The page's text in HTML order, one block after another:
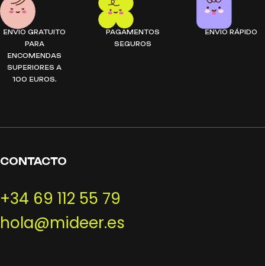
ENVIO GRATUITO
PARA
ENCOMENDAS
SUPERIORES A
100 EUROS.
PAGAMENTOS
SEGUROS
ENVIO RÁPIDO
CONTACTO
+34 69 112 55 79
hola@mideer.es